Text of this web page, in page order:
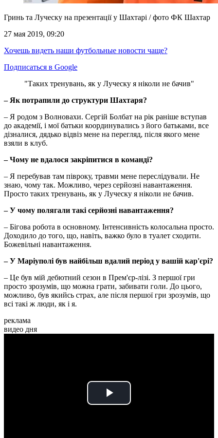
Гринь та Луческу на презентації у Шахтарі / фото ФК Шахтар
27 мая 2019, 09:20
Хочешь видеть наши футбольные новости чаще?
Подписаться в Google
"Таких тренувань, як у Луческу я ніколи не бачив"
– Як потрапили до структури Шахтаря?
– Я родом з Волновахи. Сергій Болбат на рік раніше вступав
до академії, і мої батьки координувались з його батьками, все
дізналися, дядько відвіз мене на перегляд, після якого мене
взяли в клуб.
– Чому не вдалося закріпитися в команді?
– Я перебував там півроку, травми мене переслідували. Не
знаю, чому так. Можливо, через серйозні навантаження.
Просто таких тренувань, як у Луческу я ніколи не бачив.
– У чому полягали такі серйозні навантаження?
– Бігова робота в основному. Інтенсивність колосальна просто.
Доходило до того, що, навіть, важко було в туалет сходити.
Божевільні навантаження.
– У Маріуполі був найбільш вдалий період у вашій кар'єрі?
– Це був мій дебютний сезон в Прем'єр-лізі. З першої гри
просто зрозумів, що можна грати, забивати голи. До цього,
можливо, був якийсь страх, але після першої гри зрозумів, що
всі такі ж люди, як і я.
реклама
видео дня
Play